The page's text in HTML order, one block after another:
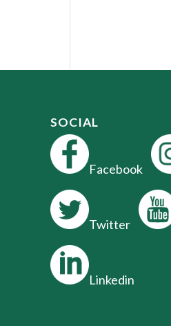
SOCIAL
Facebook
Twitter
Linkedin